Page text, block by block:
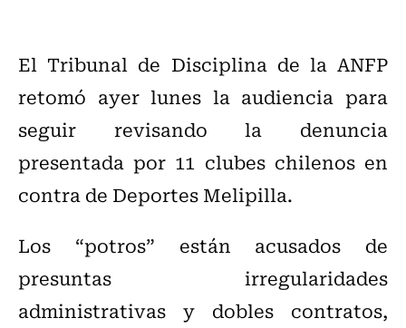
El Tribunal de Disciplina de la ANFP
retomó ayer lunes la audiencia para
seguir revisando la denuncia
presentada por 11 clubes chilenos en
contra de Deportes Melipilla.
Los “potros” están acusados de
presuntas irregularidades
administrativas y dobles contratos,